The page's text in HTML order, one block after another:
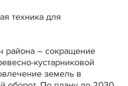
техника для
района – сокращение
кустарниковой
земель в